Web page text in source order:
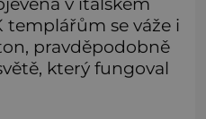
templářům se váže i
pravděpodobně
který fungoval